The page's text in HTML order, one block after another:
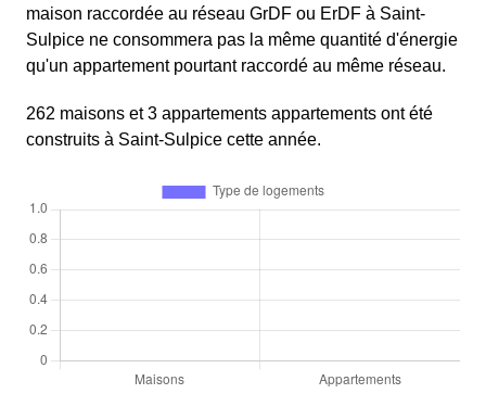
maison raccordée au réseau GrDF ou ErDF à Saint-
Sulpice ne consommera pas la même quantité d'énergie
qu'un appartement pourtant raccordé au même réseau.
262 maisons et 3 appartements appartements ont été
construits à Saint-Sulpice cette année.